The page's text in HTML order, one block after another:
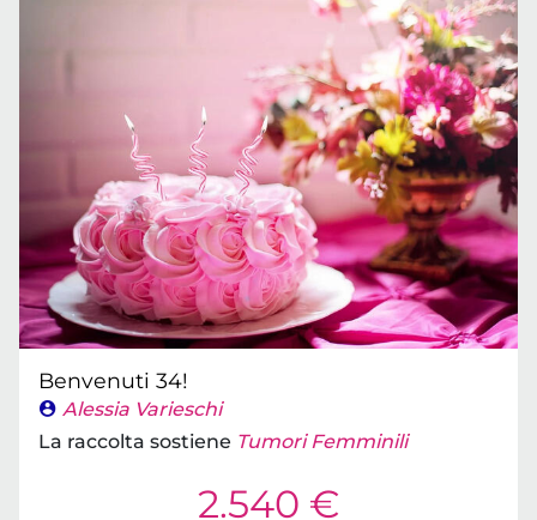
Benvenuti 34!
Alessia Varieschi
La raccolta sostiene Tumori Femminili
2.540 €